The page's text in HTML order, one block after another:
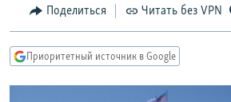
Вернутся
КУЛЬТУРА
КАВКАЗ.РЕАЛИИ
Поделиться Читать без VPN
Приоритетный источник в Google